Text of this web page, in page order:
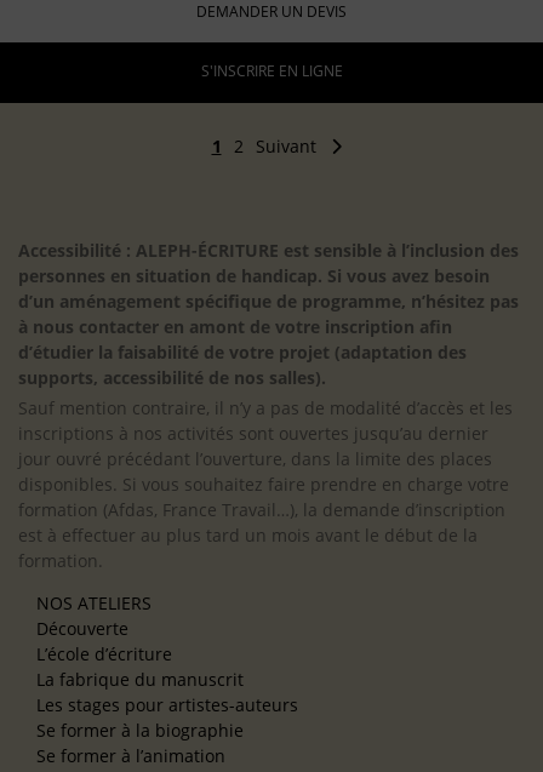
DEMANDER UN DEVIS
S'INSCRIRE EN LIGNE
1 2 Suivant
Accessibilité : ALEPH-ÉCRITURE est sensible à l’inclusion des
personnes en situation de handicap. Si vous avez besoin
d’un aménagement spécifique de programme, n’hésitez pas
à nous contacter en amont de votre inscription afin
d’étudier la faisabilité de votre projet (adaptation des
supports, accessibilité de nos salles).
Sauf mention contraire, il n’y a pas de modalité d’accès et les
inscriptions à nos activités sont ouvertes jusqu’au dernier
jour ouvré précédant l’ouverture, dans la limite des places
disponibles. Si vous souhaitez faire prendre en charge votre
formation (Afdas, France Travail…), la demande d’inscription
est à effectuer au plus tard un mois avant le début de la
formation.
NOS ATELIERS
Découverte
L’école d’écriture
La fabrique du manuscrit
Les stages pour artistes-auteurs
Se former à la biographie
Se former à l’animation